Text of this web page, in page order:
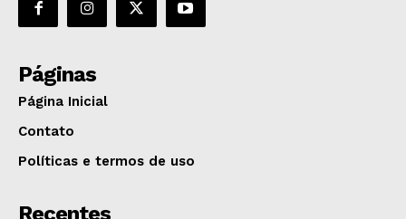
Páginas
Página Inicial
Contato
Políticas e termos de uso
Recentes